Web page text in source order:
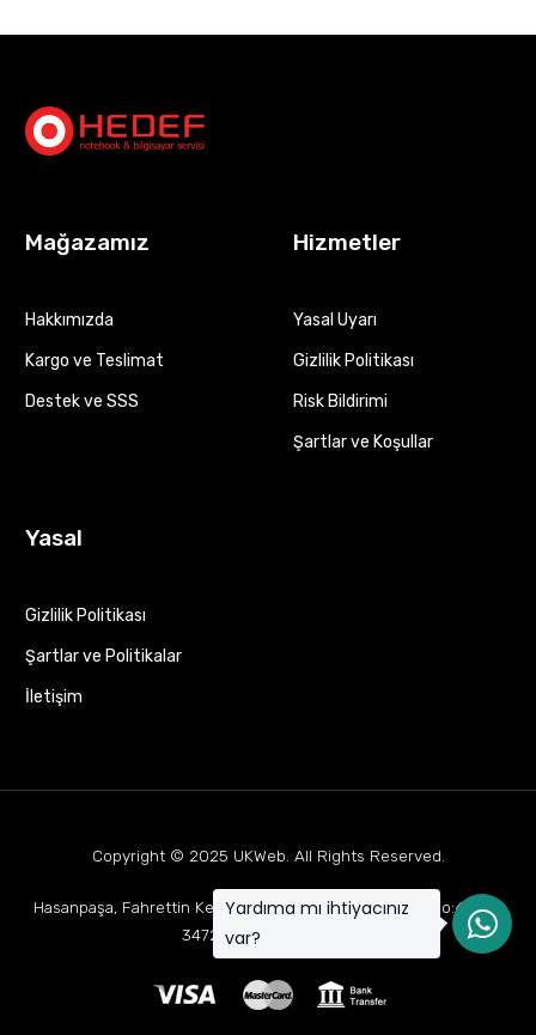
Mağazamız
Hakkımızda
Kargo ve Teslimat
Destek ve SSS
Hizmetler
Yasal Uyarı
Gizlilik Politikası
Risk Bildirimi
Şartlar ve Koşullar
Yasal
Gizlilik Politikası
Şartlar ve Politikalar
İletişim
Copyright © 2025 UKWeb . All Rights Reserved.
Hasanpaşa, Fahrettin Kerim Gökay Cd Mukaddes Apt No:63 D:1,
34722 Kadıköy/İstanbul
Yardıma mı ihtiyacınız
var?